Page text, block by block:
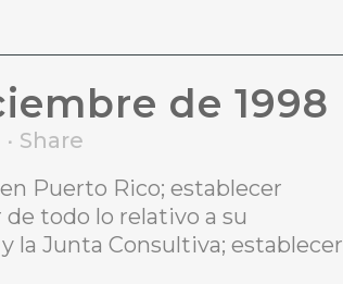
de 1998
Share
Puerto Rico; establecer
todo lo relativo a su
la Junta Consultiva; establecer